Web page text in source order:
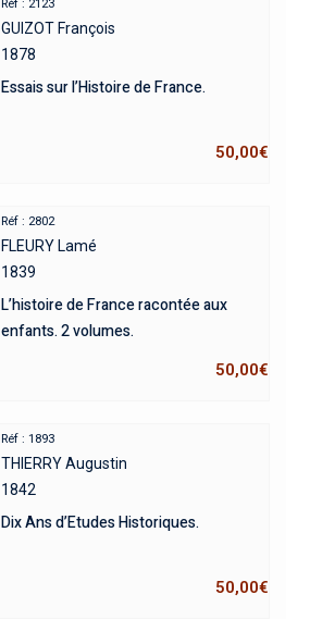
Réf : 2123
GUIZOT François
1878
Essais sur l’Histoire de France.
50,00€
Réf : 2802
FLEURY Lamé
1839
L’histoire de France racontée aux
enfants. 2 volumes.
50,00€
Réf : 1893
THIERRY Augustin
1842
Dix Ans d’Etudes Historiques.
50,00€